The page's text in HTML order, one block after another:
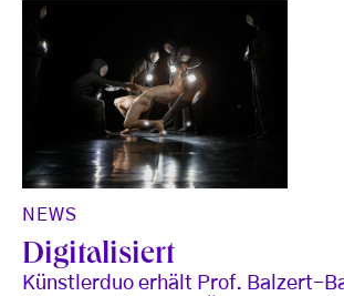
NEWS
Digitalisiert
Künstlerduo erhält Prof. Balzert-